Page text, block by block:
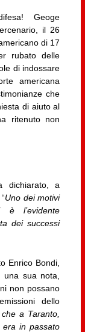
Geoge
il 26
di 17
rubato delle
di indossare
americana
che
di aiuto al
ritenuto non
dichiarato, a
Uno dei motivi
è l’evidente
dei successi
Enrico Bondi,
sua nota,
non possano
dello
che a Taranto,
era in passato